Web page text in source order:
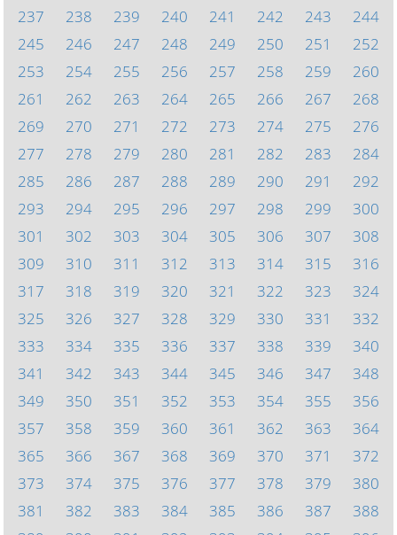
237
238 239 240 241 242 243
244
245
246 247 248 249 250 251
252
253
254 255 256 257 258 259
260
261
262 263 264 265 266 267
268
269
270 271 272 273 274 275
276
277
278 279 280 281 282 283
284
285
286 287 288 289 290 291
292
293
294 295 296 297 298 299
300
301
302 303 304 305 306 307
308
309
310 311 312 313 314 315
316
317
318 319 320 321 322 323
324
325
326 327 328 329 330 331
332
333
334 335 336 337 338 339
340
341
342 343 344 345 346 347
348
349
350 351 352 353 354 355
356
357
358 359 360 361 362 363
364
365
366 367 368 369 370 371
372
373
374 375 376 377 378 379
380
381
382 383 384 385 386 387
388